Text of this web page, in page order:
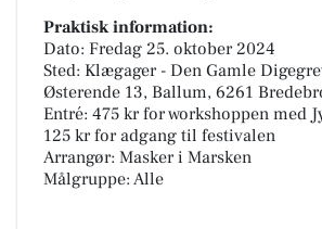
Praktisk information:
Dato: Fredag 25. oktober 2024
Sted: Klægager - Den Gamle
Østerende 13, Ballum, 6261
Entré: 475 kr for workshoppen med
125 kr for adgang til festivalen
Arrangør: Masker i Marsken
Målgruppe: Alle